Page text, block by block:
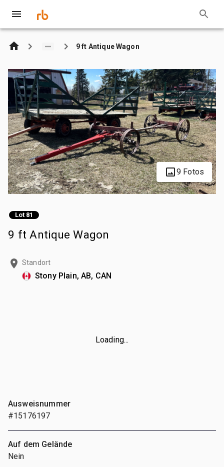
9 ft Antique Wagon
9 Fotos
Lot 81
9 ft Antique Wagon
Standort
Stony Plain, AB, CAN
Loading...
Ausweisnummer
#15176197
Auf dem Gelände
Nein